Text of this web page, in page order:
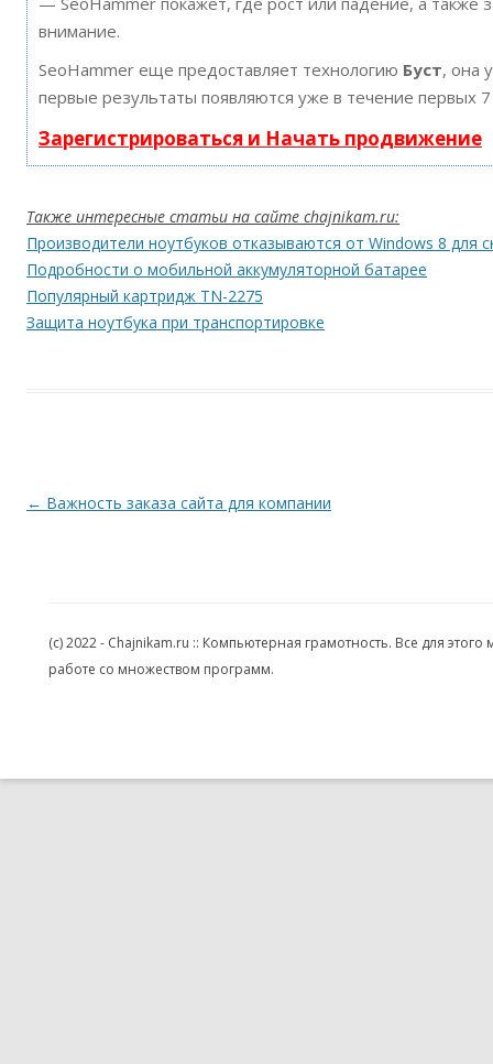
внимание.
SeoHammer еще предоставляет технологию Буст, она
первые результаты появляются уже в течение первых
Зарегистрироваться и Начать продвижение
Также интересные статьи на сайте chajnikam.ru:
Производители ноутбуков отказываются от Windows 8 для
Подробности о мобильной аккумуляторной батарее
Популярный картридж TN-2275
Защита ноутбука при транспортировке
Навигация по записям
← Важность заказа сайта для компании
(c) 2022 - Chajnikam.ru :: Компьютерная грамотность. Все для
работе со множеством программ.